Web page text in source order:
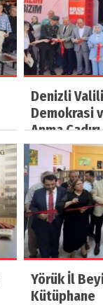
Denizli
Demokrasi
Anma
Yörük İl
Kütüphane